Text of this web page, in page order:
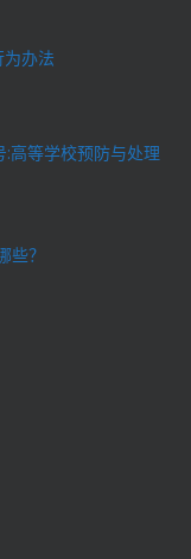
办法
高等学校预防与处理
些？